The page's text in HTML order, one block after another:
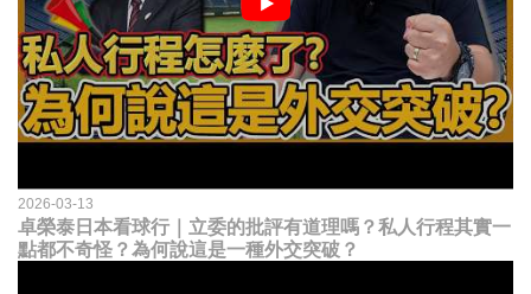
2026-03-13
卓榮泰日本看球行｜立委的批評有道理嗎？私人行程其實一
點都不奇怪？為何說這是一種外交突破？